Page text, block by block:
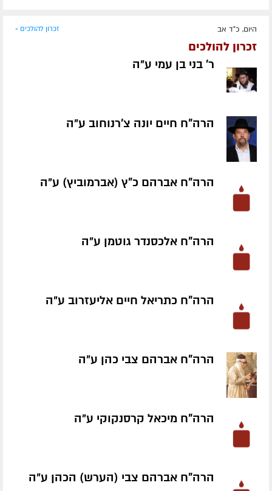
היום, כ"ד אב זכרון להולכים »
זכרון להולכים
ר' בני בן עמי ע״ה
הרה"ח חיים יונה צ'רנוחוב ע״ה
הרה"ח אברהם כ"ץ (אברמוביץ) ע״ה
הרה"ח אלכסנדר גוטמן ע״ה
הרה"ח כתריאל חיים אליעזרוב ע״ה
הרה"ח אברהם צבי כהן ע״ה
הרה"ח מיכאל קרסנקוקי ע״ה
הרה"ח אברהם צבי (הערש) הכהן ע״ה